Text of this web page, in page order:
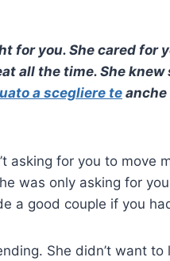
for you. She cared for
all the time. She
a scegliere te anche
asking for you to move
was only asking for
a good couple if you
She didn’t want